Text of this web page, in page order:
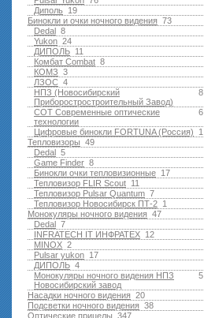
19
Диполь
73
Бинокли и очки ночного видения
8
Dedal
24
Yukon
11
ДИПОЛЬ
8
Комбат Combat
3
КОМЗ
4
ЛЗОС
8
НПЗ (Новосибирский
Приборостростроительный Завод)
6
СОТ Современные оптические
технологии
1
Цифровые бинокли FORTUNA (Россия)
49
Тепловизоры
5
Dedal
8
Game Finder
17
Бинокли очки тепловизионные
11
Тепловизор FLIR Scout
7
Тепловизор Pulsar Quantum
1
Тепловизор Новосибирск ПТ-2
47
Монокуляры ночного видения
7
Dedal
12
INFRATECH IT ИНФРАТЕХ
2
MINOX
17
Pulsar yukon
4
ДИПОЛЬ
5
Монокуляры ночного видения НПЗ
Новосибирский завод
20
Насадки ночного видения
38
Подсветки ночного видения
347
Оптические прицелы